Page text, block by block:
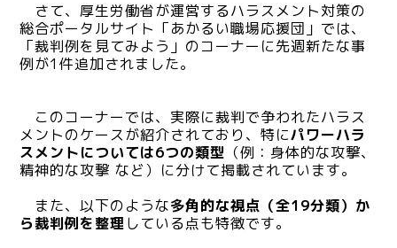
さて、 厚生労働省が運営するハラスメント対策の
総合ポータルサイト「あかるい職場応援団」では、
「裁判例を見てみよう」のコーナーに先週新たな事
例が1件追加されました。
このコーナーでは、実際に裁判で争われたハラス
メントのケースが紹介されており、特にパワーハラ
スメントについては6つの類型 （例：身体的な攻撃、
精神的な攻撃 など）に分けて掲載されています。
また、以下のような多角的な視点（全19分類）か
ら裁判例を整理している点も特徴です。